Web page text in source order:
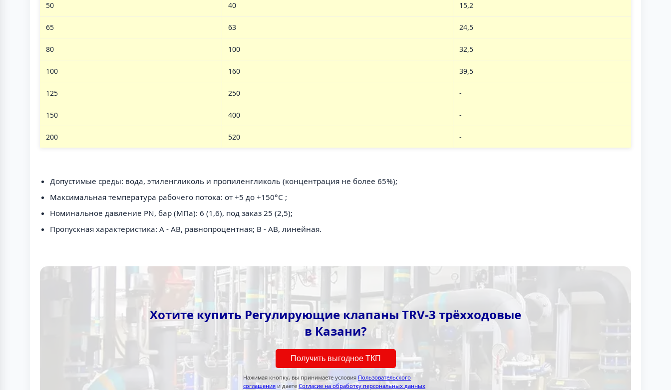
50 40 15,2
65 63 24,5
80 100 32,5
100 160 39,5
125 250 -
150 400 -
200 520 -
Допустимые среды: вода, этиленгликоль и пропиленгликоль (концентрация не более 65%);
Максимальная температура рабочего потока: от +5 до +150°С ;
Номинальное давление PN, бар (МПа): 6 (1,6), под заказ 25 (2,5);
Пропускная характеристика: A - AB, равнопроцентная; B - AB, линейная.
Хотите купить Регулирующие клапаны TRV-3 трёхходовые
в Казани?
Получить выгодное ТКП
Нажимая кнопку, вы принимаете условия Пользовательского
соглашения и даете Согласие на обработку персональных данных